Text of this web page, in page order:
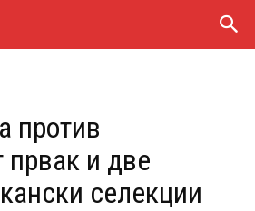
против
првак и две
селекции